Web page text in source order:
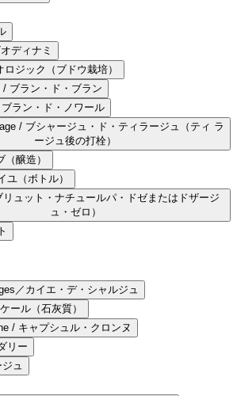
ディナミ
ロジック（ブドウ栽培）
ブラン・ド・ブラン
ラン・ド・ノワール
/ ブシャージュ・ド・ティラージュ（ティ ラ
ージュ後の打栓）
醸造）
ユ（ボトル）
リュット・ナチュールパ・ドゼまたはドザージ
ュ・ゼロ）
／カイエ・デ・シャルジュ
ール（石灰質）
/ キャプシュル・クロンヌ
リー
ュ